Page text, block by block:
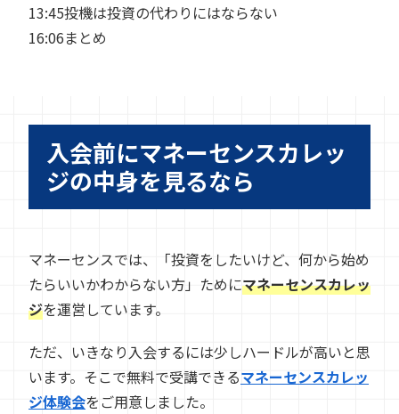
13:45投機は投資の代わりにはならない
16:06まとめ
入会前にマネーセンスカレッ
ジの中身を見るなら
マネーセンスでは、「投資をしたいけど、何から始め
たらいいかわからない方」ためにマネーセンスカレッ
ジを運営しています。
ただ、いきなり入会するには少しハードルが高いと思
います。そこで無料で受講できるマネーセンスカレッ
ジ体験会をご用意しました。